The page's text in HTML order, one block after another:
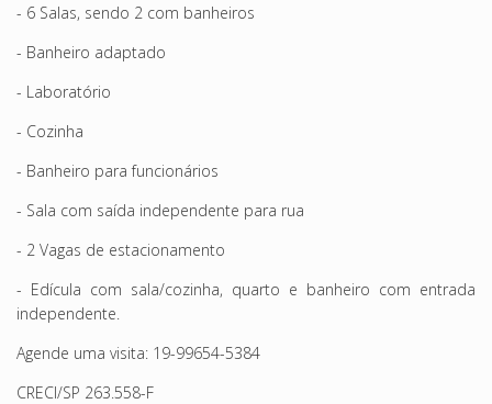
- 6 Salas, sendo 2 com banheiros
- Banheiro adaptado
- Laboratório
- Cozinha
- Banheiro para funcionários
- Sala com saída independente para rua
- 2 Vagas de estacionamento
- Edícula com sala/cozinha, quarto e banheiro com entrada
independente.
Agende uma visita: 19-99654-5384
CRECI/SP 263.558-F